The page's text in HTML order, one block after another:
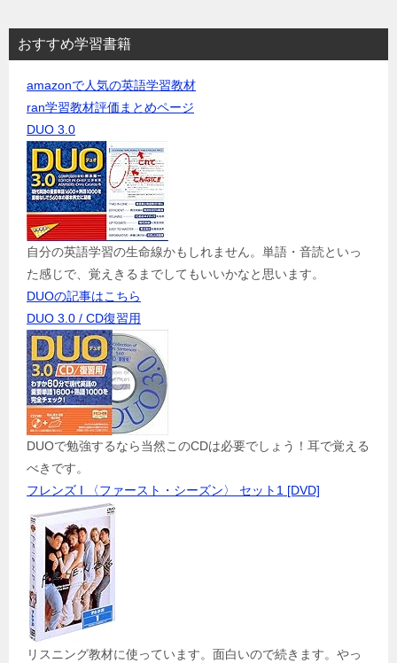
おすすめ学習書籍
amazonで人気の英語学習教材
ran学習教材評価まとめページ
DUO 3.0
自分の英語学習の生命線かもしれません。単語・音読といっ
た感じで、覚えきるまでしてもいいかなと思います。
DUOの記事はこちら
DUO 3.0 / CD復習用
DUOで勉強するなら当然このCDは必要でしょう！耳で覚える
べきです。
フレンズ I 〈ファースト・シーズン〉 セット1 [DVD]
リスニング教材に使っています。面白いので続きます。やっ